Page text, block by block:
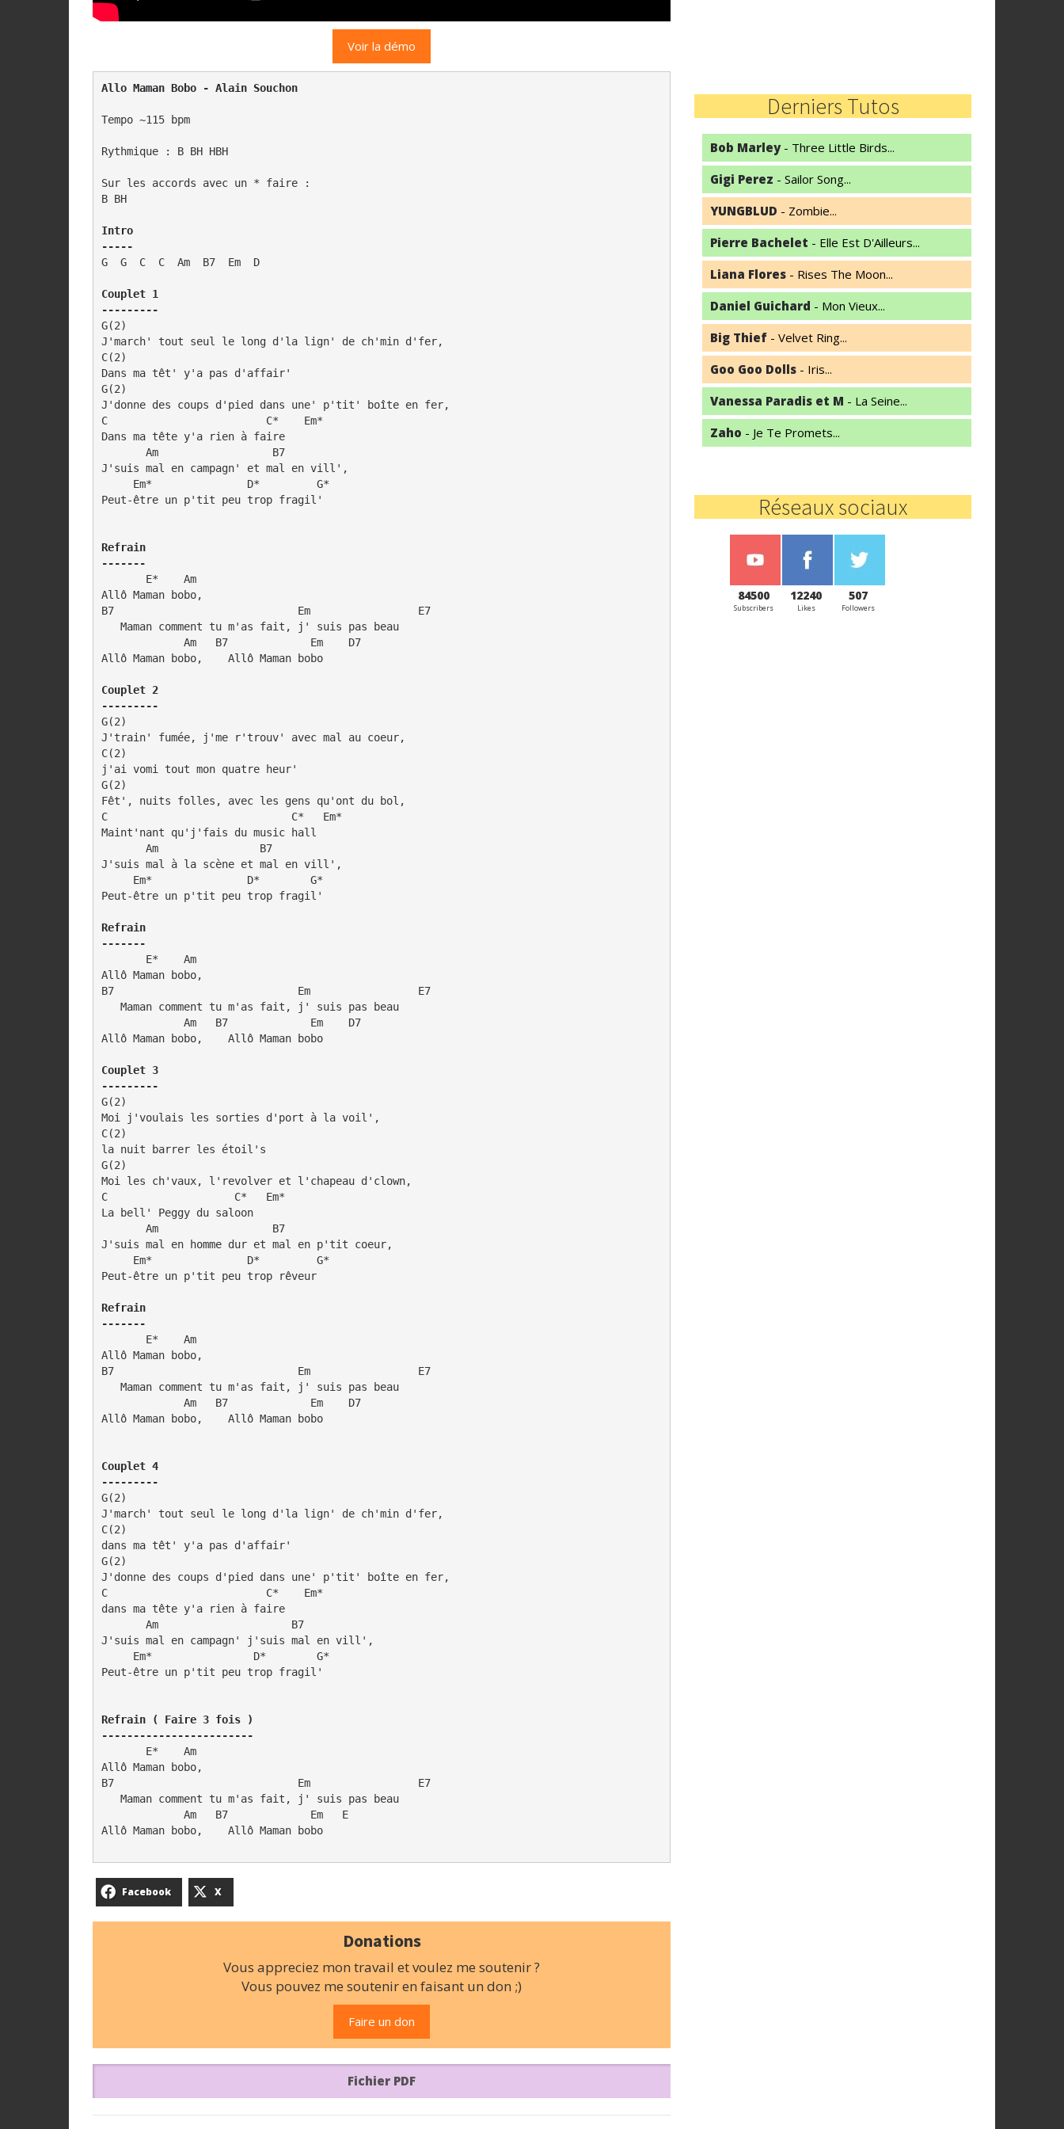
Voir la démo
Allo Maman Bobo - Alain Souchon
Tempo ~115 bpm
Rythmique : B BH HBH
Sur les accords avec un * faire :
B BH
Intro
-----
G  G  C  C  Am  B7  Em  D
Couplet 1
---------
G(2)
J'march' tout seul le long d'la lign' de ch'min d'fer,
C(2)
Dans ma têt' y'a pas d'affair'
G(2)
J'donne des coups d'pied dans une' p'tit' boîte en fer,
C                         C*    Em*
Dans ma tête y'a rien à faire
       Am                  B7
J'suis mal en campagn' et mal en vill',
     Em*               D*         G*
Peut-être un p'tit peu trop fragil'
Refrain
-------
       E*    Am
Allô Maman bobo,
B7                             Em                 E7
   Maman comment tu m'as fait, j' suis pas beau
             Am   B7             Em    D7
Allô Maman bobo,    Allô Maman bobo
Couplet 2
---------
G(2)
J'train' fumée, j'me r'trouv' avec mal au coeur,
C(2)
j'ai vomi tout mon quatre heur'
G(2)
Fêt', nuits folles, avec les gens qu'ont du bol,
C                             C*   Em*
Maint'nant qu'j'fais du music hall
       Am                B7
J'suis mal à la scène et mal en vill',
     Em*               D*        G*
Peut-être un p'tit peu trop fragil'
Refrain
-------
       E*    Am
Allô Maman bobo,
B7                             Em                 E7
   Maman comment tu m'as fait, j' suis pas beau
             Am   B7             Em    D7
Allô Maman bobo,    Allô Maman bobo
Couplet 3
---------
G(2)
Moi j'voulais les sorties d'port à la voil',
C(2)
la nuit barrer les étoil's
G(2)
Moi les ch'vaux, l'revolver et l'chapeau d'clown,
C                    C*   Em*
La bell' Peggy du saloon
       Am                  B7
J'suis mal en homme dur et mal en p'tit coeur,
     Em*               D*         G*
Peut-être un p'tit peu trop rêveur
Refrain
-------
       E*    Am
Allô Maman bobo,
B7                             Em                 E7
   Maman comment tu m'as fait, j' suis pas beau
             Am   B7             Em    D7
Allô Maman bobo,    Allô Maman bobo
Couplet 4
---------
G(2)
J'march' tout seul le long d'la lign' de ch'min d'fer,
C(2)
dans ma têt' y'a pas d'affair'
G(2)
J'donne des coups d'pied dans une' p'tit' boîte en fer,
C                         C*    Em*
dans ma tête y'a rien à faire
       Am                     B7
J'suis mal en campagn' j'suis mal en vill',
     Em*                D*        G*
Peut-être un p'tit peu trop fragil'
Refrain ( Faire 3 fois )
------------------------
       E*    Am
Allô Maman bobo,
B7                             Em                 E7
   Maman comment tu m'as fait, j' suis pas beau
             Am   B7             Em   E
Allô Maman bobo,    Allô Maman bobo
Facebook X
Donations
Vous appreciez mon travail et voulez me soutenir ?
Vous pouvez me soutenir en faisant un don ;)
Faire un don
Fichier PDF
Derniers Tutos
Bob Marley- Three Little Birds...
Gigi Perez - Sailor Song...
YUNGBLUD - Zombie...
Pierre Bachelet - Elle Est D'Ailleurs...
Liana Flores - Rises The Moon...
Daniel Guichard - Mon Vieux...
Big Thief - Velvet Ring...
Goo Goo Dolls - Iris...
Vanessa Paradis et M - La Seine...
Zaho - Je Te Promets...
Réseaux sociaux
84500
Subscribers
12240
Likes
507
Followers